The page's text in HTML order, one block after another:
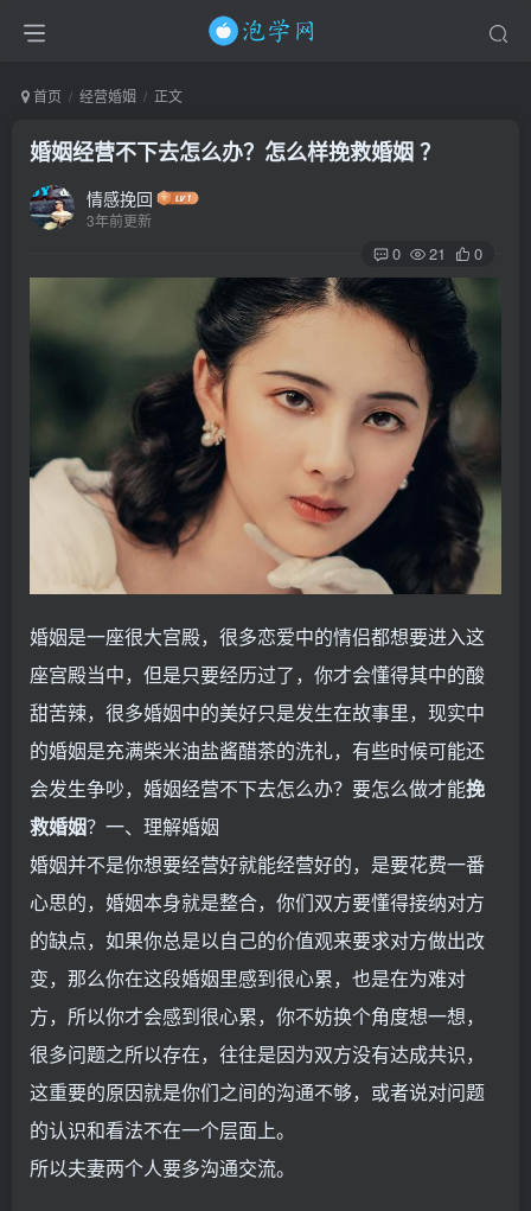
首页 经营婚姻 正文
婚姻经营不下去怎么办？怎么样挽救婚姻 ？
情感挽回
3年前更新
0 21 0
婚姻是一座很大宫殿，很多恋爱中的情侣都想要进入这
座宫殿当中，但是只要经历过了，你才会懂得其中的酸
甜苦辣，很多婚姻中的美好只是发生在故事里，现实中
的婚姻是充满柴米油盐酱醋茶的洗礼，有些时候可能还
会发生争吵，婚姻经营不下去怎么办？要怎么做才能挽
救婚姻？ 一、理解婚姻
婚姻并不是你想要经营好就能经营好的，是要花费一番
心思的，婚姻本身就是整合，你们双方要懂得接纳对方
的缺点，如果你总是以自己的价值观来要求对方做出改
变，那么你在这段婚姻里感到很心累，也是在为难对
方，所以你才会感到很心累，你不妨换个角度想一想，
很多问题之所以存在，往往是因为双方没有达成共识，
这重要的原因就是你们之间的沟通不够，或者说对问题
的认识和看法不在一个层面上。
所以夫妻两个人要多沟通交流。